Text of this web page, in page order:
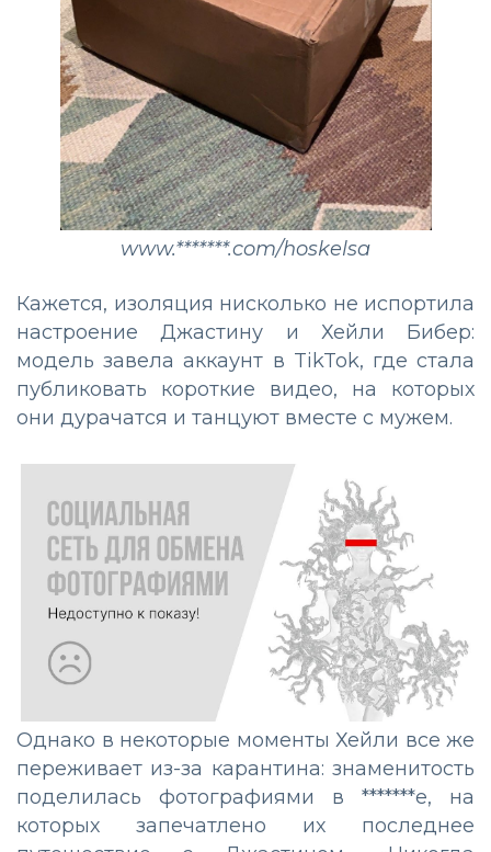
www.*******.com/hoskelsa
Кажется, изоляция нисколько не испортила
настроение Джастину и Хейли Бибер:
модель завела аккаунт в TikTok, где стала
публиковать короткие видео, на которых
они дурачатся и танцуют вместе с мужем.
Однако в некоторые моменты Хейли все же
переживает из-за карантина: знаменитость
поделилась фотографиями в *******е, на
которых запечатлено их последнее